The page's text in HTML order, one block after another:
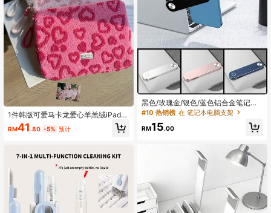
1件韩版可爱马卡龙爱心羊羔绒iPad平
板电脑包，11/13/15英寸笔记本电脑
收纳包，防震防摔笔记本电脑包，女
RM41.80 -5% 预计
黑色/玫瑰金/银色/蓝色铝合金笔记本
侧屏便携金属拓展手机支架1pc
#10 热销榜 在 笔记本电脑支架
RM15.00